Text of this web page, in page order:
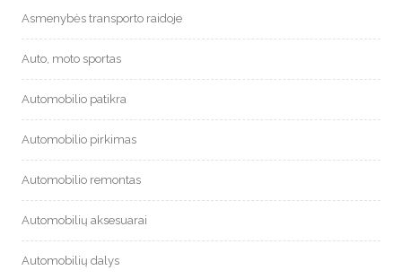
Asmenybės transporto raidoje
Auto, moto sportas
Automobilio patikra
Automobilio pirkimas
Automobilio remontas
Automobilių aksesuarai
Automobilių dalys